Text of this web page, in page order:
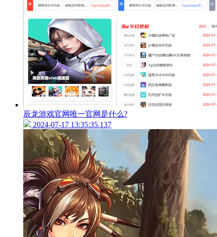
辰龙游戏官网唯一官网是什么?
2024-07-17 13:35:35.137